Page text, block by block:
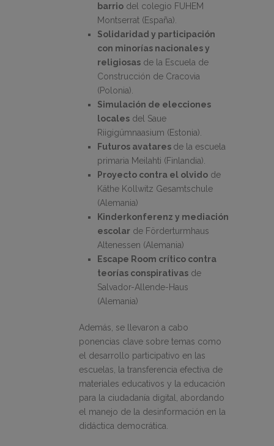
barrio del colegio FUHEM
Montserrat (España).
Solidaridad y participación
con minorías nacionales y
religiosas de la Escuela de
Construcción de Cracovia
(Polonia).
Simulación de elecciones
locales del Saue
Riigigümnaasium (Estonia).
Futuros avatares de la escuela
primaria Meilahti (Finlandia).​
Proyecto contra el olvido de
Käthe Kollwitz Gesamtschule
(Alemania)
Kinderkonferenz y mediación
escolar de Förderturmhaus
Altenessen (Alemania)
Escape Room crítico contra
teorías conspirativas de
Salvador-Allende-Haus
(Alemania)
Además, se llevaron a cabo
ponencias clave sobre temas como
el desarrollo participativo en las
escuelas, la transferencia efectiva de
materiales educativos y la educación
para la ciudadanía digital, abordando
el manejo de la desinformación en la
didáctica democrática.​